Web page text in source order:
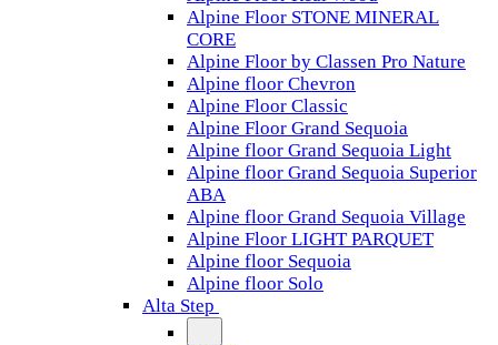
Alpine Floor STONE MINERAL
CORE
Alpine Floor by Classen Pro Nature
Alpine floor Chevron
Alpine Floor Classic
Alpine Floor Grand Sequoia
Alpine floor Grand Sequoia Light
Alpine floor Grand Sequoia Superior
ABA
Alpine floor Grand Sequoia Village
Alpine Floor LIGHT PARQUET
Alpine floor Sequoia
Alpine floor Solo
Alta Step